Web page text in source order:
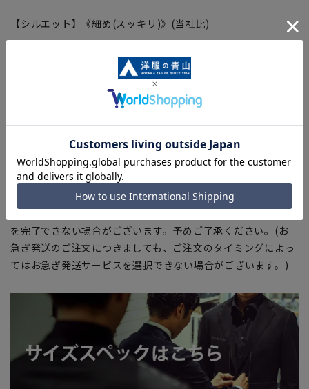
【シルエット】《細め(スッキリ)》(当社比)
【商品に関するご注意】
■ゆとり感には個人差があります。サイズ表を確認の上、ご購
入の目安としてご利用ください。
■ブラウザやお使いのモニター環境、室内外等の撮影時の環境
下での光加減により、実際の商品と掲載画像の色味が異なる場
合がございます。
■生地や仕様・デザインにより、着用感や実際のサイズ表に若
干の誤差が生じる場合がございます。予めご了承ください。
■店舗や各モールサイトと商品在庫を共有しております関係
上、ご注文いただいたタイミングにより欠品が発生し、ご注文
を完了できない場合がございます。予めご了承ください。(お
急ぎ発送のご注文につきましても、ご注文のタイミングによっ
てはお急ぎ発送サービスを選択できない場合がございます。)